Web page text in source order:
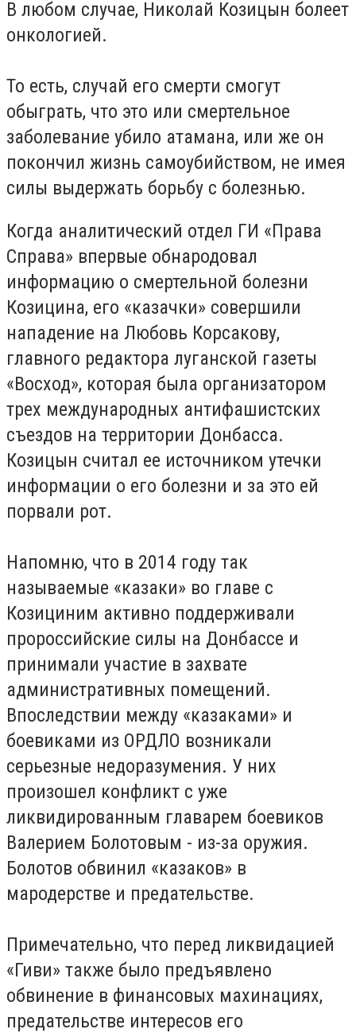
В любом случае, Николай Козицын болеет
онкологией.
То есть, случай его смерти смогут
обыграть, что это или смертельное
заболевание убило атамана, или же он
покончил жизнь самоубийством, не имея
силы выдержать борьбу с болезнью.
Когда аналитический отдел ГИ «Права
Справа» впервые обнародовал
информацию о смертельной болезни
Козицина, его «казачки» совершили
нападение на Любовь Корсакову,
главного редактора луганской газеты
«Восход», которая была организатором
трех международных антифашистских
съездов на территории Донбасса.
Козицын считал ее источником утечки
информации о его болезни и за это ей
порвали рот.
Напомню, что в 2014 году так
называемые «казаки» во главе с
Козициним активно поддерживали
пророссийские силы на Донбассе и
принимали участие в захвате
административных помещений.
Впоследствии между «казаками» и
боевиками из ОРДЛО возникали
серьезные недоразумения. У них
произошел конфликт с уже
ликвидированным главарем боевиков
Валерием Болотовым - из-за оружия.
Болотов обвинил «казаков» в
мародерстве и предательстве.
Примечательно, что перед ликвидацией
«Гиви» также было предъявлено
обвинение в финансовых махинациях,
предательстве интересов его